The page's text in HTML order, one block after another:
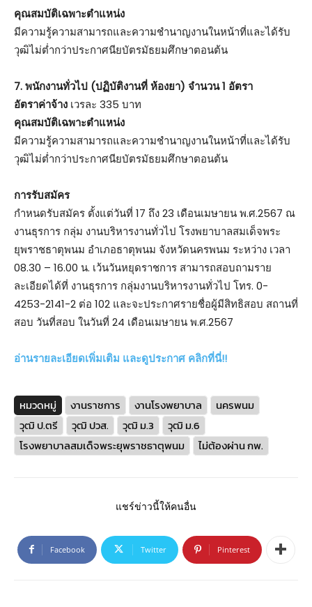
คุณสมบัติเฉพาะตำแหน่ง
มีความรู้ความสามารถและความชำนาญงานในหน้าที่และได้รับ
วุฒิไม่ต่ำกว่าประกาศนียบัตรมัธยมศึกษาตอนต้น
7. พนักงานทั่วไป (ปฏิบัติงานที่ ห้องยา) จำนวน 1 อัตรา
อัตราค่าจ้าง เวรละ 335 บาท
คุณสมบัติเฉพาะตำแหน่ง
มีความรู้ความสามารถและความชำนาญงานในหน้าที่และได้รับ
วุฒิไม่ต่ำกว่าประกาศนียบัตรมัธยมศึกษาตอนต้น
การรับสมัคร
กำหนดรับสมัคร ตั้งแต่วันที่ 17 ถึง 23 เดือนเมษายน พ.ศ.2567 ณ
งานธุรการ กลุ่ม งานบริหารงานทั่วไป โรงพยาบาลสมเด็จพระ
ยุพราชธาตุพนม อำเภอธาตุพนม จังหวัดนครพนม ระหว่าง เวลา
08.30 – 16.00 น. เว้นวันหยุดราชการ สามารถสอบถามราย
ละเอียดได้ที่ งานธุรการ กลุ่มงานบริหารงานทั่วไป โทร. 0-
4253-2141-2 ต่อ 102 และจะประกาศรายชื่อผู้มีสิทธิสอบ สถานที่
สอบ วันที่สอบ ในวันที่ 24 เดือนเมษายน พ.ศ.2567
อ่านรายละเอียดเพิ่มเติม และดูประกาศ คลิกที่นี่!!
หมวดหมู่ งานราชการ งานโรงพยาบาล
นครพนม
วุฒิ ป.ตรี
วุฒิ ปวส. วุฒิ ม.3
วุฒิ ม.6
โรงพยาบาลสมเด็จพระยุพราชธาตุพนม
ไม่ต้องผ่าน กพ.
แชร์ข่าวนี้ให้คนอื่น
Facebook Twitter Pinterest